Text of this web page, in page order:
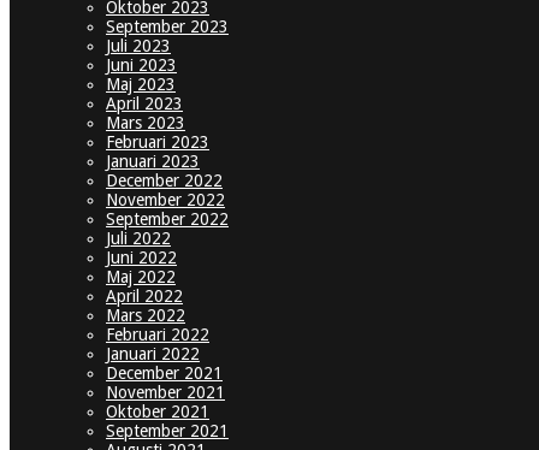
Oktober 2023
September 2023
Juli 2023
Juni 2023
Maj 2023
April 2023
Mars 2023
Februari 2023
Januari 2023
December 2022
November 2022
September 2022
Juli 2022
Juni 2022
Maj 2022
April 2022
Mars 2022
Februari 2022
Januari 2022
December 2021
November 2021
Oktober 2021
September 2021